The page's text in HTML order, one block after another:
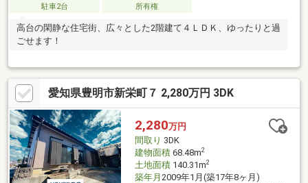
駐車2台 所有権
高台の閑静な住宅街、広々とした2階建て４ＬＤＫ、ゆったりと過
ごせます！
愛知県豊明市新栄町７ 2,280万円 3DK
2,280万円
間取り 3DK
建物面積68.48m2
土地面積140.31m2
築年月 2009年1月(築17年8ヶ月)